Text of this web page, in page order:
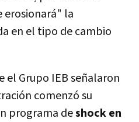
erosionará" la
en el tipo de cambio
el Grupo IEB señalaron
comenzó su
programa deshock en